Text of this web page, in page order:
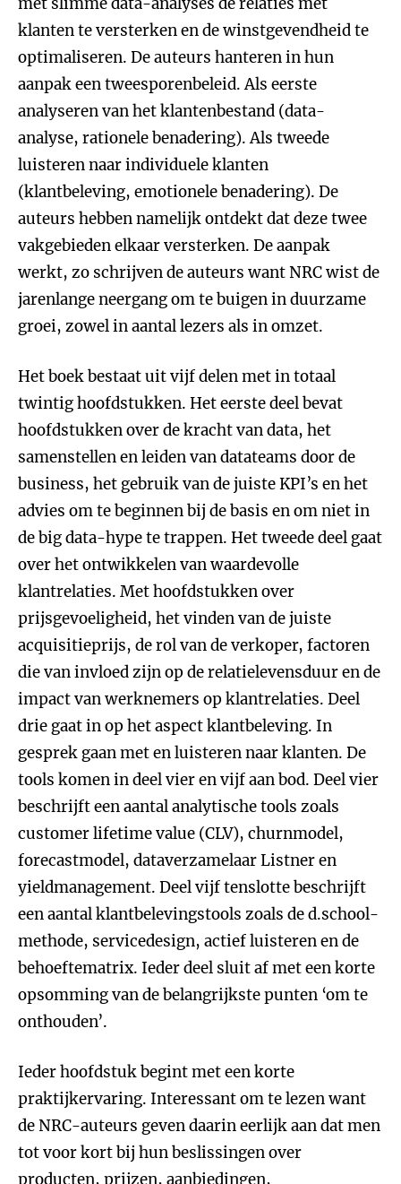
klanten te versterken en de winstgevendheid te
optimaliseren. De auteurs hanteren in hun
aanpak een tweesporenbeleid. Als eerste
analyseren van het klantenbestand (data-
analyse, rationele benadering). Als tweede
luisteren naar individuele klanten
(klantbeleving, emotionele benadering). De
auteurs hebben namelijk ontdekt dat deze twee
vakgebieden elkaar versterken. De aanpak
werkt, zo schrijven de auteurs want NRC wist de
jarenlange neergang om te buigen in duurzame
groei, zowel in aantal lezers als in omzet.
Het boek bestaat uit vijf delen met in totaal
twintig hoofdstukken. Het eerste deel bevat
hoofdstukken over de kracht van data, het
samenstellen en leiden van datateams door de
business, het gebruik van de juiste KPI’s en het
advies om te beginnen bij de basis en om niet in
de big data-hype te trappen. Het tweede deel gaat
over het ontwikkelen van waardevolle
klantrelaties. Met hoofdstukken over
prijsgevoeligheid, het vinden van de juiste
acquisitieprijs, de rol van de verkoper, factoren
die van invloed zijn op de relatielevensduur en de
impact van werknemers op klantrelaties. Deel
drie gaat in op het aspect klantbeleving. In
gesprek gaan met en luisteren naar klanten. De
tools komen in deel vier en vijf aan bod. Deel vier
beschrijft een aantal analytische tools zoals
customer lifetime value (CLV), churnmodel,
forecastmodel, dataverzamelaar Listner en
yieldmanagement. Deel vijf tenslotte beschrijft
een aantal klantbelevingstools zoals de d.school-
methode, servicedesign, actief luisteren en de
behoeftematrix. Ieder deel sluit af met een korte
opsomming van de belangrijkste punten ‘om te
onthouden’.
Ieder hoofdstuk begint met een korte
praktijkervaring. Interessant om te lezen want
de NRC-auteurs geven daarin eerlijk aan dat men
tot voor kort bij hun beslissingen over
producten, prijzen, aanbiedingen,